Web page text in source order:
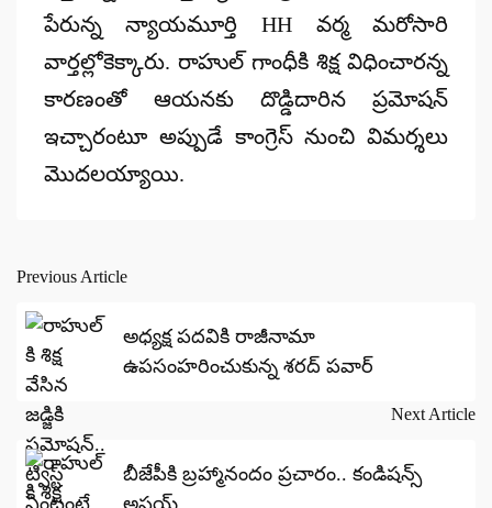
పేరున్న న్యాయమూర్తి HH వర్మ మరోసారి
వార్తల్లోకెక్కారు. రాహుల్ గాంధీకి శిక్ష విధించారన్న
కారణంతో ఆయనకు దొడ్డిదారిన ప్రమోషన్
ఇచ్చారంటూ అప్పుడే కాంగ్రెస్ నుంచి విమర్శలు
మొదలయ్యాయి.
Post
navigation
Previous Article
అధ్యక్ష పదవికి రాజీనామా
ఉపసంహరించుకున్న శరద్ పవార్
Next Article
బీజేపీకి బ్రహ్మానందం ప్రచారం.. కండిషన్స్
అప్లయ్‌